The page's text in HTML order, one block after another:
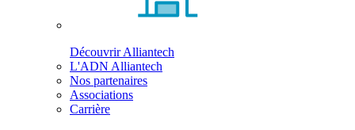
Découvrir Alliantech
L'ADN Alliantech
Nos partenaires
Associations
Carrière